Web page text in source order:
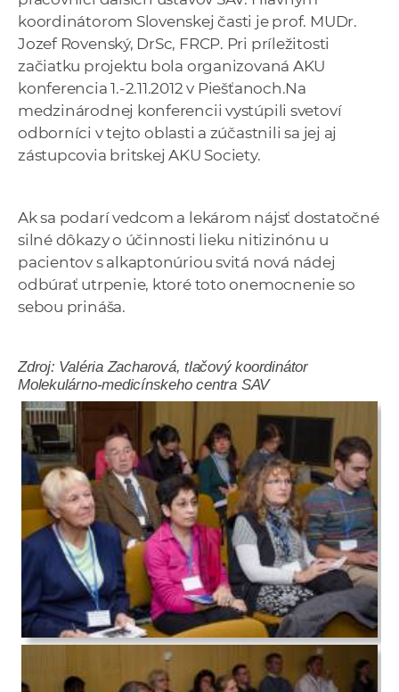
koordinátorom Slovenskej časti je prof. MUDr.
Jozef Rovenský, DrSc, FRCP. Pri príležitosti
začiatku projektu bola organizovaná AKU
konferencia 1.-2.11.2012 v Piešťanoch.Na
medzinárodnej konferencii vystúpili svetoví
odborníci v tejto oblasti a zúčastnili sa jej aj
zástupcovia britskej AKU Society.
Ak sa podarí vedcom a lekárom nájsť dostatočné
silné dôkazy o účinnosti lieku nitizinónu u
pacientov s alkaptonúriou svitá nová nádej
odbúrať utrpenie, ktoré toto onemocnenie so
sebou prináša.
Zdroj: Valéria Zacharová, tlačový koordinátor
Molekulárno-medicínskeho centra SAV